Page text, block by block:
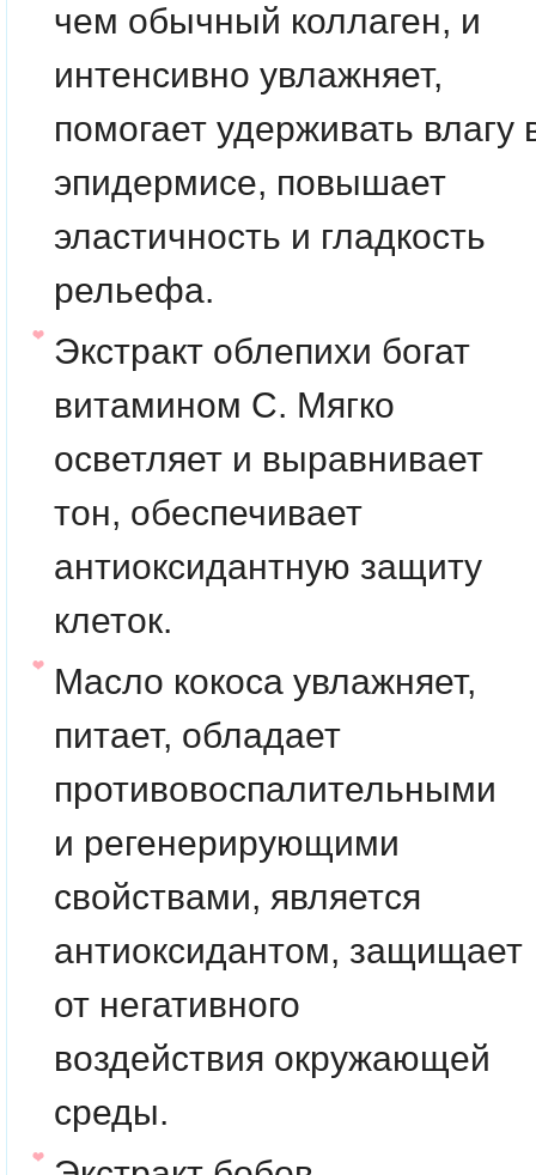
чем обычный коллаген, и
интенсивно увлажняет,
помогает удерживать влагу
эпидермисе, повышает
эластичность и гладкость
рельефа.
Экстракт облепихи богат
витамином C. Мягко
осветляет и выравнивает
тон, обеспечивает
антиоксидантную защиту
клеток.
Масло кокоса увлажняет,
питает, обладает
противовоспалительными
и регенерирующими
свойствами, является
антиоксидантом, защищает
от негативного
воздействия окружающей
среды.